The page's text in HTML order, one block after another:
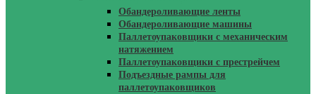
Обандероливающие ленты
Обандероливающие машины
Паллетоупаковщики с механическим
натяжением
Паллетоупаковщики с престрейчем
Подъездные рампы для
паллетоупаковщиков